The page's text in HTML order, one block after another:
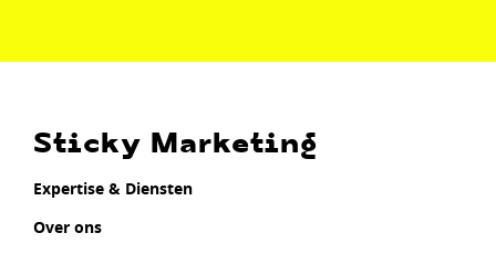
Sticky Marketing
Expertise & Diensten
Over ons